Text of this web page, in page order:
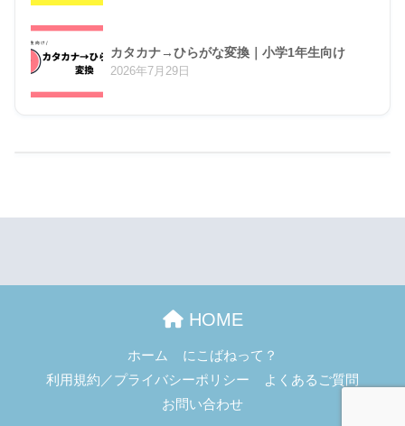
カタカナ→ひらがな変換｜小学1年生向け
2026年7月29日
HOME
ホーム
にこばねって？
利用規約／プライバシーポリシー
よくあるご質問
お問い合わせ